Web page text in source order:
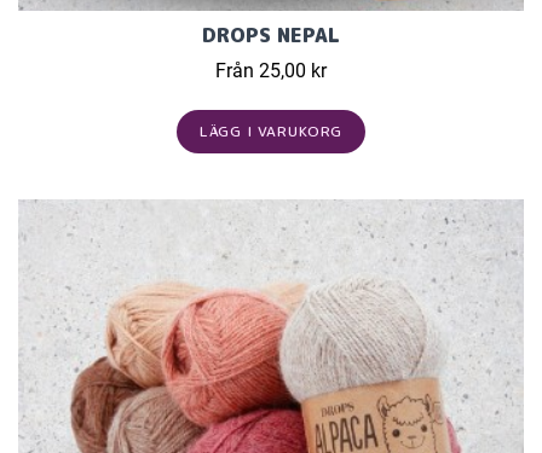
DROPS NEPAL
Från 25,00 kr
LÄGG I VARUKORG